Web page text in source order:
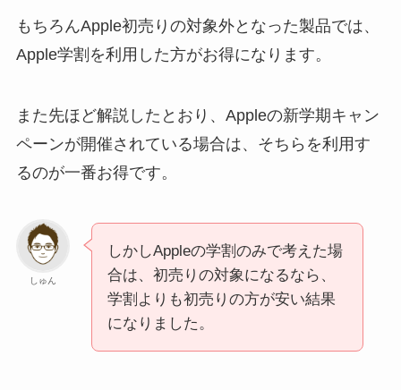
もちろんApple初売りの対象外となった製品では、
Apple学割を利用した方がお得になります。
また先ほど解説したとおり、Appleの新学期キャン
ペーンが開催されている場合は、そちらを利用す
るのが一番お得です。
しゅん
しかしAppleの学割のみで考えた場
合は、初売りの対象になるなら、
学割よりも初売りの方が安い結果
になりました。